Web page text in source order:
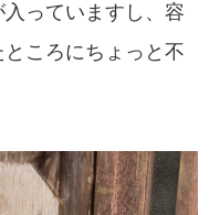
っていますし、容
ころにちょっと不